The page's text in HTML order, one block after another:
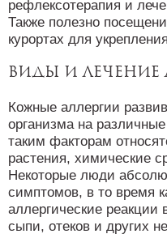
рефлексотерапия и
Также полезно
курортах для
Виды и лечение
Кожные аллергии
организма на
таким факторам
растения, химические
Некоторые люди
симптомов, в то время
аллергические реакции
сыпи, отеков и других